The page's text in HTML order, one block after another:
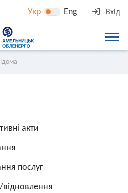
Укр Eng Вхід
акти
послуг
відновлення